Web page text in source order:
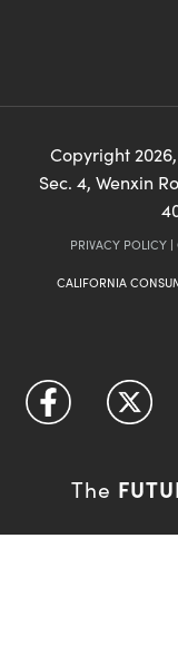
Copyright 2026
Sec. 4, Wenxin
PRIVACY POLICY |
CALIFORNIA
The